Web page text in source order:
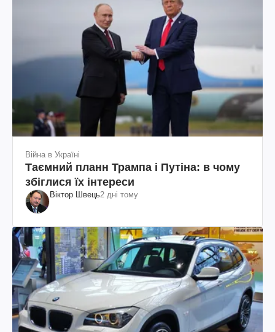
Війна в Україні
Таємний планн Трампа і Путіна: в чому
збіглися їх інтереси
Віктор Швець2 дні тому